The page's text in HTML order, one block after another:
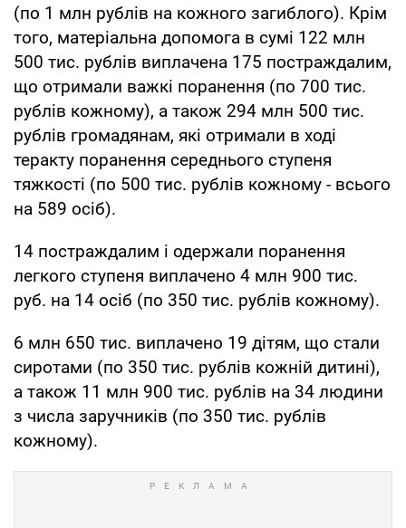
(по 1 млн рублів на кожного загиблого). Крім
того, матеріальна допомога в сумі 122 млн
500 тис. рублів виплачена 175 постраждалим,
що отримали важкі поранення (по 700 тис.
рублів кожному), а також 294 млн 500 тис.
рублів громадянам, які отримали в ході
теракту поранення середнього ступеня
тяжкості (по 500 тис. рублів кожному - всього
на 589 осіб).
14 постраждалим і одержали поранення
легкого ступеня виплачено 4 млн 900 тис.
руб. на 14 осіб (по 350 тис. рублів кожному).
6 млн 650 тис. виплачено 19 дітям, що стали
сиротами (по 350 тис. рублів кожній дитині),
а також 11 млн 900 тис. рублів на 34 людини
з числа заручників (по 350 тис. рублів
кожному).